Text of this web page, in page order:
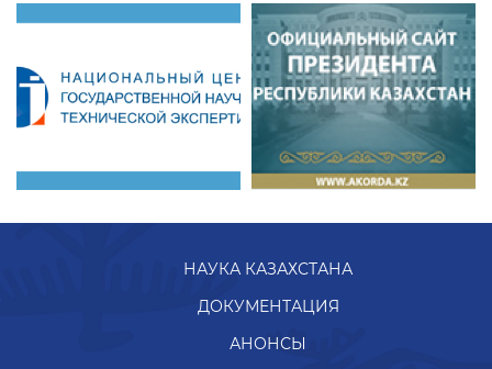
НАУКА КАЗАХСТАНА
ДОКУМЕНТАЦИЯ
АНОНСЫ